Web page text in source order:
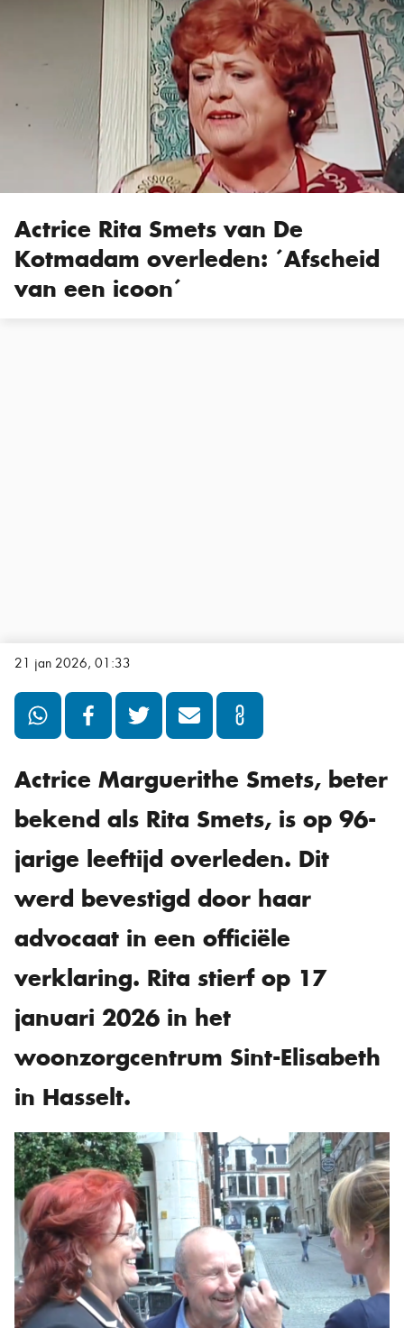
Actrice Rita Smets van De
Kotmadam overleden: ´Afscheid
van een icoon´
21 jan 2026, 01:33
Actrice Marguerithe Smets, beter
bekend als Rita Smets, is op 96-
jarige leeftijd overleden. Dit
werd bevestigd door haar
advocaat in een officiële
verklaring. Rita stierf op 17
januari 2026 in het
woonzorgcentrum Sint-Elisabeth
in Hasselt.